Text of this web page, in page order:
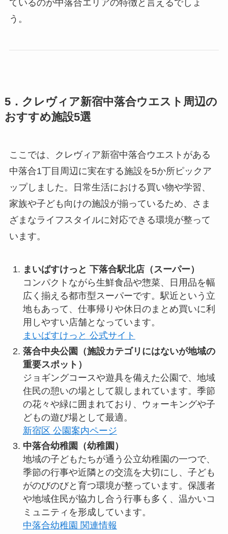
ているのが中落合エリアの特徴と言えるでしょ
う。
5．クレヴィア新宿中落合ウエスト周辺の
おすすめ施設5選
ここでは、クレヴィア新宿中落合ウエストがある
中落合1丁目周辺に実在する施設を5か所ピックア
ップしました。日常生活における買い物や学習、
家族や子ども向けの施設が揃っているため、さま
ざまなライフスタイルに対応できる環境が整って
います。
まいばすけっと 下落合駅北店（スーパー）
コンパクトながら生鮮食品や惣菜、日用品を幅
広く揃える都市型スーパーです。駅近という立
地もあって、仕事帰りや休日のまとめ買いに利
用しやすい店舗となっています。
まいばすけっと 公式サイト
落合中央公園（施設カテゴリにはないが地域の
重要スポット）
ジョギングコースや遊具を備えた公園で、地域
住民の憩いの場として親しまれています。季節
の花々や緑に囲まれており、ウォーキングや子
どもの遊び場として最適。
新宿区 公園案内ページ
中落合幼稚園（幼稚園）
地域の子どもたちが通う公立幼稚園の一つで、
季節の行事や近隣との交流を大切にし、子ども
がのびのびと育つ環境が整っています。保護者
や地域住民が協力し合う行事も多く、温かいコ
ミュニティを形成しています。
中落合幼稚園 関連情報